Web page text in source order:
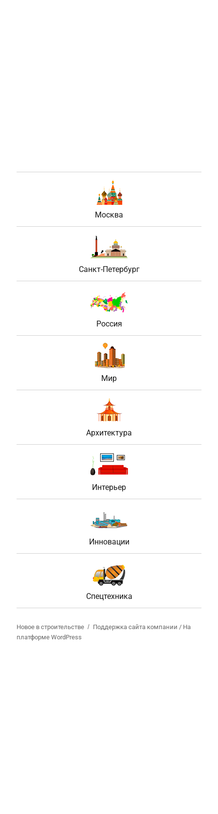
Москва
Санкт-Петербург
Россия
Мир
Архитектура
Интерьер
Инновации
Спецтехника
Новое в строительстве Поддержка сайта компании / На
платформе WordPress